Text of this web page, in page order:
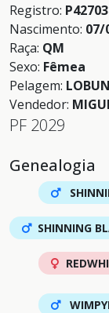
Registro:
Nascimento: 07/
Raça: QM
Sexo: Fêmea
Pelagem:
Vendedor:
PF 2029
Genealogia
SHINNING